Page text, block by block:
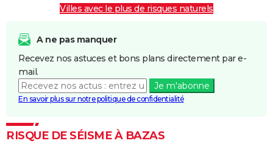
Mécaniques
Inondations
et/ou
Boue
24/12/1993 10/01/1994 18 j
Villes avec le plus de risques naturels
A ne pas manquer
Recevez nos astuces et bons plans directement par e-
mail.
Je m'abonne
En savoir plus sur notre politique de confidentialité
RISQUE DE SÉISME À BAZAS